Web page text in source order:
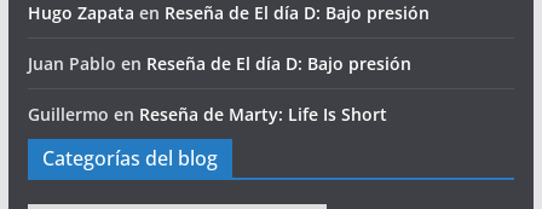
Hugo Zapata en Reseña de El día D: Bajo presión
Juan Pablo en Reseña de El día D: Bajo presión
Guillermo en Reseña de Marty: Life Is Short
Categorías del blog